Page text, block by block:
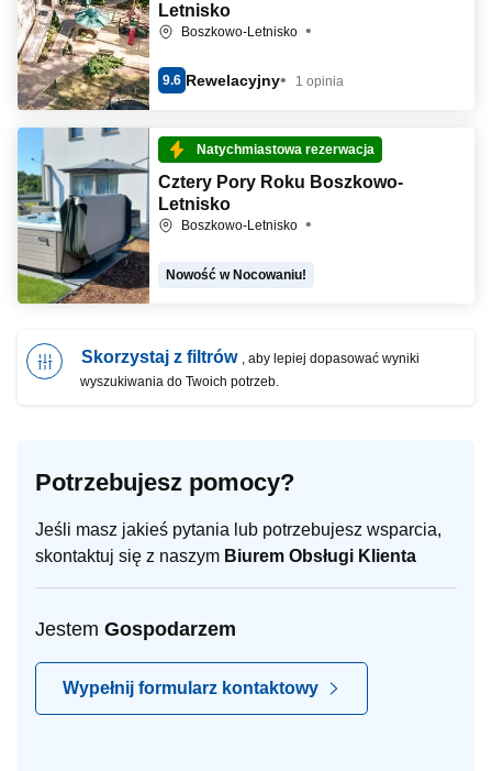
Letnisko
Boszkowo-Letnisko
9.6 Rewelacyjny 1 opinia
Natychmiastowa rezerwacja
Cztery Pory Roku Boszkowo-
Letnisko
Boszkowo-Letnisko
Nowość w Nocowaniu!
Skorzystaj z filtrów , aby lepiej dopasować wyniki
wyszukiwania do Twoich potrzeb.
Potrzebujesz pomocy?
Jeśli masz jakieś pytania lub potrzebujesz wsparcia,
skontaktuj się z naszym Biurem Obsługi Klienta
Jestem Gospodarzem
Wypełnij formularz kontaktowy